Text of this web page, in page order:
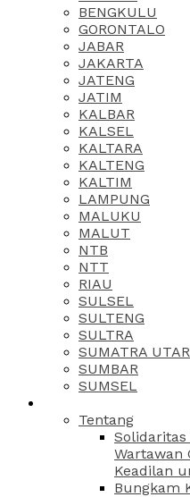
BENGKULU
GORONTALO
JABAR
JAKARTA
JATENG
JATIM
KALBAR
KALSEL
KALTARA
KALTENG
KALTIM
LAMPUNG
MALUKU
MALUT
NTB
NTT
RIAU
SULSEL
SULTENG
SULTRA
SUMATRA
SUMBAR
SUMSEL
Tentang
Solidaritas
Wartawan
Keadilan
Bungkam